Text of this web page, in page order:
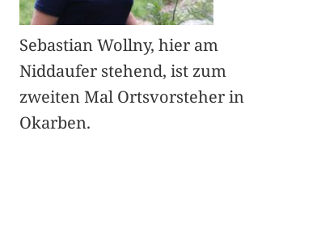
Sebastian Wollny, hier am
Niddaufer stehend, ist zum
zweiten Mal Ortsvorsteher in
Okarben.